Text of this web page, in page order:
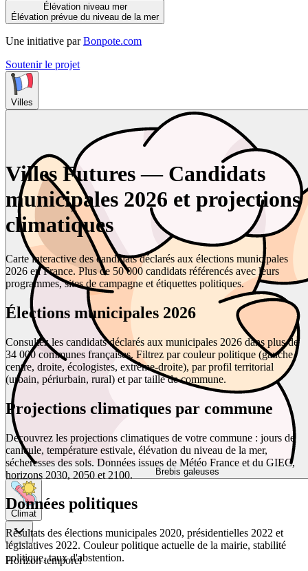
Élévation niveau mer
Élévation prévue du niveau de la mer
Une initiative par Bonpote.com
Soutenir le projet
Villes
Brebis galeuses
Climat
Horizon temporel
Villes Futures — Candidats
municipales 2026 et projections
climatiques
Carte interactive des candidats déclarés aux élections municipales
2026 en France. Plus de 50 000 candidats référencés avec leurs
programmes, sites de campagne et étiquettes politiques.
Élections municipales 2026
Consultez les candidats déclarés aux municipales 2026 dans plus de
34 000 communes françaises. Filtrez par couleur politique (gauche,
centre, droite, écologistes, extrême-droite), par profil territorial
(urbain, périurbain, rural) et par taille de commune.
Projections climatiques par commune
Découvrez les projections climatiques de votre commune : jours de
canicule, température estivale, élévation du niveau de la mer,
sécheresses des sols. Données issues de Météo France et du GIEC,
horizons 2030, 2050 et 2100.
Données politiques
Résultats des élections municipales 2020, présidentielles 2022 et
législatives 2022. Couleur politique actuelle de la mairie, stabilité
politique, taux d'abstention.